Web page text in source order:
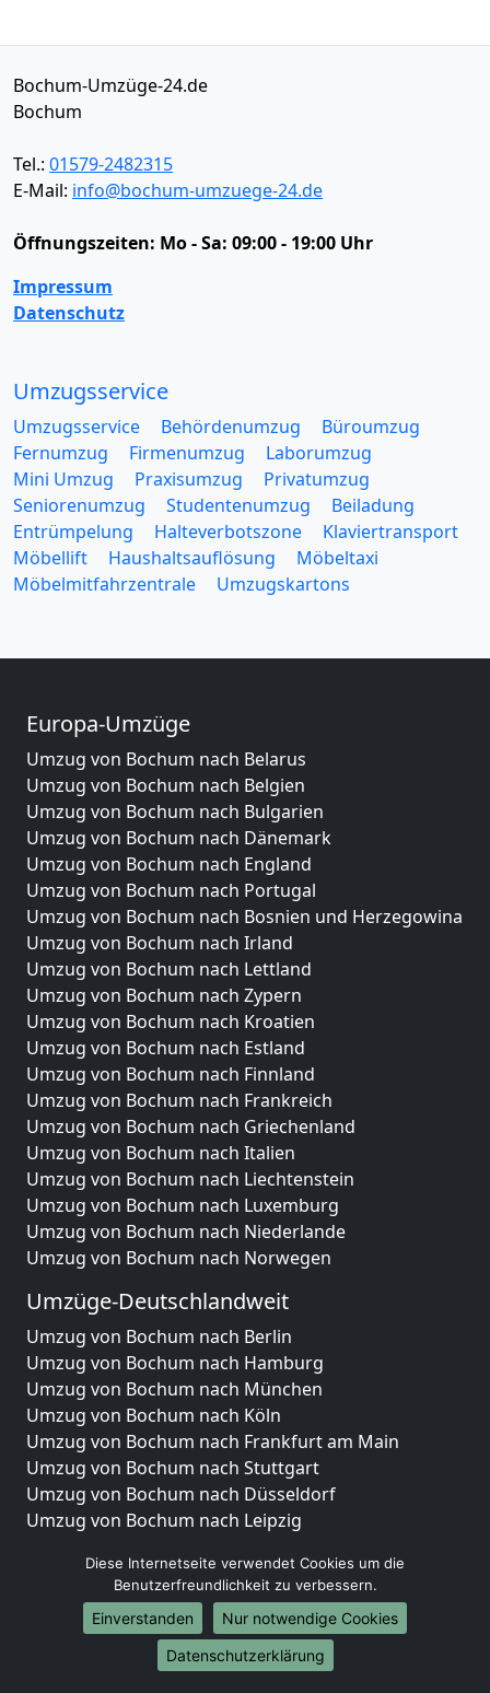
Bochum-Umzüge-24.de
Bochum
Tel.: 01579-2482315
E-Mail: info@bochum-umzuege-24.de
Öffnungszeiten: Mo - Sa: 09:00 - 19:00 Uhr
Impressum
Datenschutz
Umzugsservice
Umzugsservice Behördenumzug
Büroumzug
Fernumzug
Firmenumzug
Laborumzug
Mini Umzug
Praxisumzug
Privatumzug
Seniorenumzug
Studentenumzug
Beiladung
Entrümpelung
Halteverbotszone
Klaviertransport
Möbellift
Haushaltsauflösung
Möbeltaxi
Möbelmitfahrzentrale
Umzugskartons
Europa-Umzüge
Umzug von Bochum nach Belarus
Umzug von Bochum nach Belgien
Umzug von Bochum nach Bulgarien
Umzug von Bochum nach Dänemark
Umzug von Bochum nach England
Umzug von Bochum nach Portugal
Umzug von Bochum nach Bosnien und Herzegowina
Umzug von Bochum nach Irland
Umzug von Bochum nach Lettland
Umzug von Bochum nach Zypern
Umzug von Bochum nach Kroatien
Umzug von Bochum nach Estland
Umzug von Bochum nach Finnland
Umzug von Bochum nach Frankreich
Umzug von Bochum nach Griechenland
Umzug von Bochum nach Italien
Umzug von Bochum nach Liechtenstein
Umzug von Bochum nach Luxemburg
Umzug von Bochum nach Niederlande
Umzug von Bochum nach Norwegen
Umzüge-Deutschlandweit
Umzug von Bochum nach Berlin
Umzug von Bochum nach Hamburg
Umzug von Bochum nach München
Umzug von Bochum nach Köln
Umzug von Bochum nach Frankfurt am Main
Umzug von Bochum nach Stuttgart
Umzug von Bochum nach Düsseldorf
Umzug von Bochum nach Leipzig
Umzug von Bochum nach Essen
Umzug von Bochum nach Bremen
Umzug von Bochum nach Dresden
Umzug von Bochum nach Hannover
Umzug von Bochum nach Nürnberg
Diese Internetseite verwendet Cookies um die
Benutzerfreundlichkeit zu verbessern.
Einverstanden
Nur notwendige Cookies
Datenschutzerklärung